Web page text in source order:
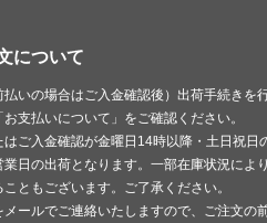
について
払いの場合はご入金確認後）出荷手続きを
支払いについて」をご確認ください。
はご入金確認が金曜日14時以降・土日祝日
業日の出荷となります。一部在庫状況によ
ともございます。ご了承ください。
メールでご連絡いたしますので、ご注文の